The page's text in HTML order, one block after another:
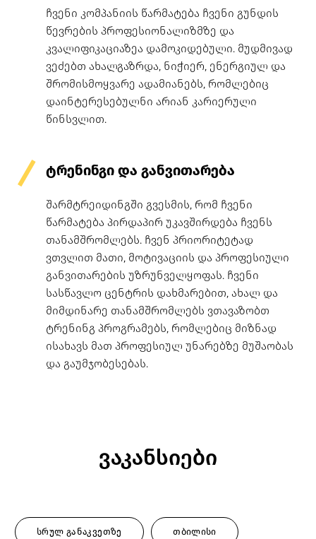
ჩვენი კომპანიის წარმატება ჩვენი გუნდის
წევრების პროფესიონალიზმზე და
კვალიფიკაციაზეა დამოკიდებული. მუდმივად
ვეძებთ ახალგაზრდა, ნიჭიერ, ენერგიულ და
შრომისმოყვარე ადამიანებს, რომლებიც
დაინტერესებულნი არიან კარიერული
წინსვლით.
ტრენინგი და განვითარება
შარმტრეიდინგში გვესმის, რომ ჩვენი
წარმატება პირდაპირ უკავშირდება ჩვენს
თანამშრომლებს. ჩვენ პრიორიტეტად
ვთვლით მათი, მოტივაციის და პროფესიული
განვითარების უზრუნველყოფას. ჩვენი
სასწავლო ცენტრის დახმარებით, ახალ და
მიმდინარე თანამშრომლებს ვთავაზობთ
ტრენინგ პროგრამებს, რომლებიც მიზნად
ისახავს მათ პროფესიულ უნარებზე მუშაობას
და გაუმჯობესებას.
ვაკანსიები
სრულ განაკვეთზე თბილისი